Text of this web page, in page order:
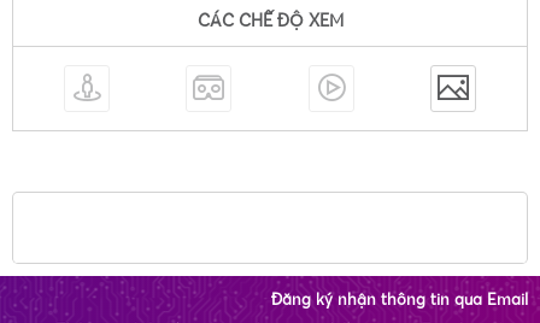
CÁC CHẾ ĐỘ XEM
Đăng ký nhận thông tin qua Email